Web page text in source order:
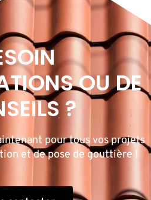
OU DE
?
pour tous vos projets
et de pose de gouttière !